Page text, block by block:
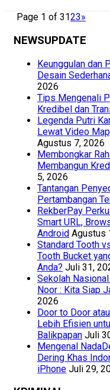
Page 1 of 3123»
NEWSUPDATE
Keunggulan dan
Desain
2026
Tips Mengenali
Kredibel dan
Legenda Putri
Lewat Video
Agustus 7, 2026
Membongkar
Membangun
5, 2026
Tantangan
Pertambangan
RekberPay
Smart URL,
Android Agustus
Standard Tooth
Tooth Bucket
Anda? Juli 31,
Sekolah
Noor : Kita Siap
2026
Door to Door
Lebih Efisien
Balikpapan Juli
Mengenal
Dering Khas
iPhone Juli 29,